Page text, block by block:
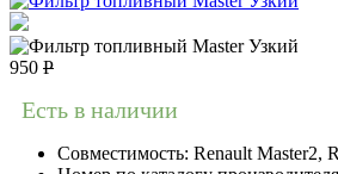
950 Р
Есть в наличии
Совместимость: Renault Master2,